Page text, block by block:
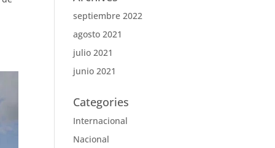
septiembre 2022
agosto 2021
julio 2021
junio 2021
Categories
Internacional
Nacional